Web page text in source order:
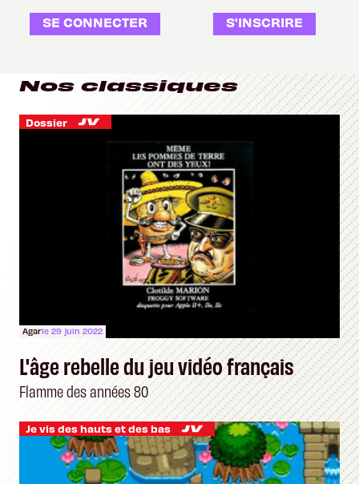
SE CONNECTER S'INSCRIRE
Nos classiques
Dossier
Agarle 29 juin 2022
L'âge rebelle du jeu vidéo français
Flamme des années 80
Je vis des hauts et des bas